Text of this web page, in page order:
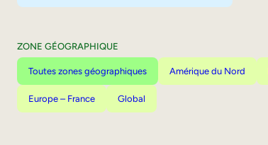
ZONE GÉOGRAPHIQUE
Toutes zones géographiques Amérique du Nord
Europe – France Global